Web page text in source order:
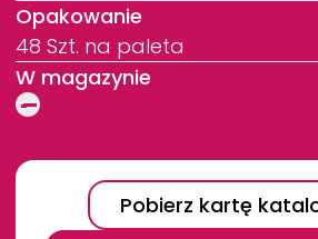
Opakowanie
48 Szt. na paleta
W magazynie
Pobierz kartę